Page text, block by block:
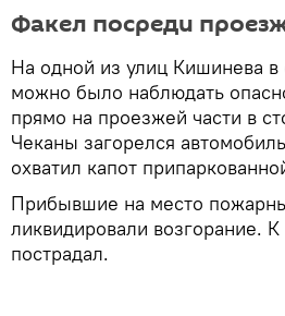
Факел посреди
На одной из улиц Кишинева в
можно было наблюдать
прямо на проезжей части в
Чеканы загорелся
охватил капот
Прибывшие на место
ликвидировали возгорание.
пострадал.